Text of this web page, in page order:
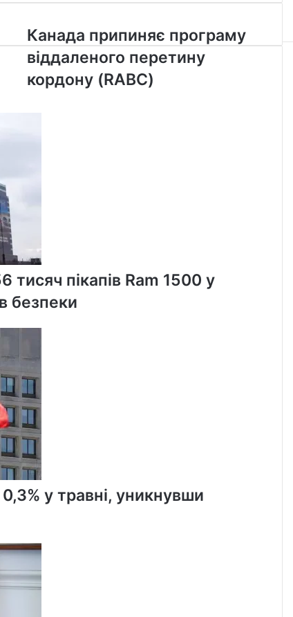
Канада
припиняє
програму
віддаленого
перетину
Канада припиняє програму
віддаленого перетину
кордону (RABC)
тисяч пікапів Ram 1500 у
безпеки
у травні, уникнувши